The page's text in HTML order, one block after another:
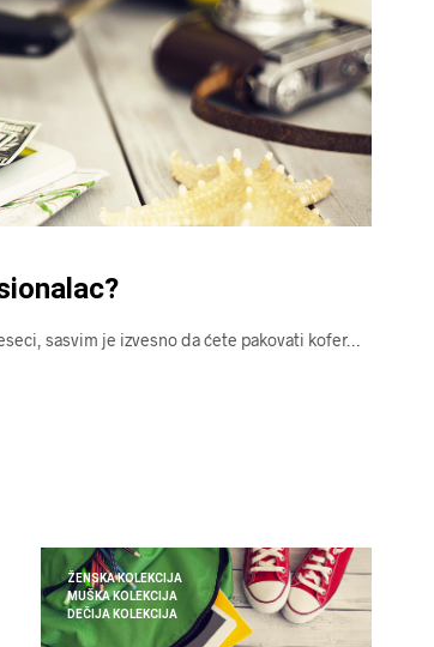
sasvim je izvesno da ćete pakovati kofer…
ŽENSKA KOLEKCIJA
MUŠKA KOLEKCIJA
DEČIJA KOLEKCIJA